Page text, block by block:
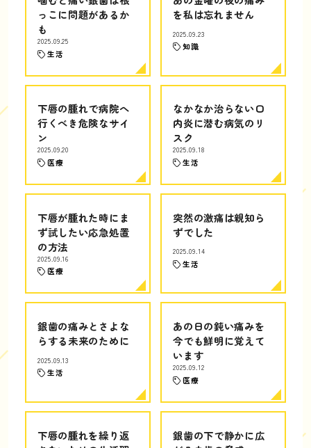
っこに問題があるか
も
2025.09.25
生活
を私は忘れません
2025.09.23
知識
下唇の腫れで病院へ
行くべき危険なサイ
ン
2025.09.20
医療
なかなか治らない口
内炎に潜む病気のリ
スク
2025.09.18
生活
下唇が腫れた時にま
ず試したい応急処置
の方法
2025.09.16
医療
突然の激痛は親知ら
ずでした
2025.09.14
生活
銀歯の痛みとさよな
らする未来のために
2025.09.13
生活
あの日の鈍い痛みを
今でも鮮明に覚えて
います
2025.09.12
医療
下唇の腫れを繰り返
銀歯の下で静かに広